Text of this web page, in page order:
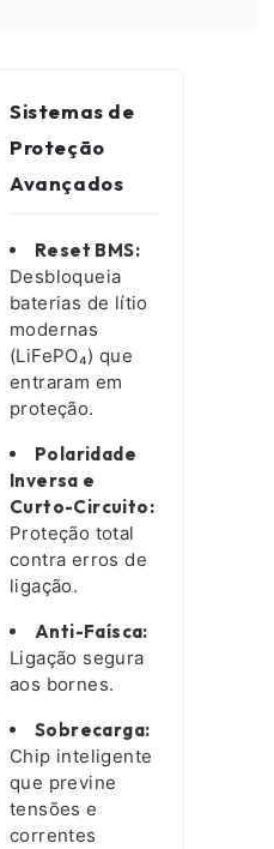
Sistemas de
Proteção
Avançados
Reset BMS:
Desbloqueia
baterias de lítio
modernas
(LiFePO₄) que
entraram em
proteção.
Polaridade
Inversa e
Curto-Circuito:
Proteção total
contra erros de
ligação.
Anti-Faísca:
Ligação segura
aos bornes.
Sobrecarga:
Chip inteligente
que previne
tensões e
correntes